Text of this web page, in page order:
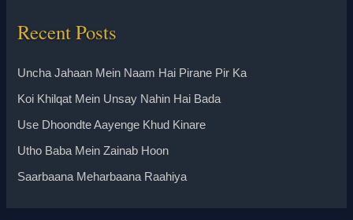
Recent Posts
Uncha Jahaan Mein Naam Hai Pirane Pir Ka
Koi Khilqat Mein Unsay Nahin Hai Bada
Use Dhoondte Aayenge Khud Kinare
Utho Baba Mein Zainab Hoon
Saarbaana Meharbaana Raahiya